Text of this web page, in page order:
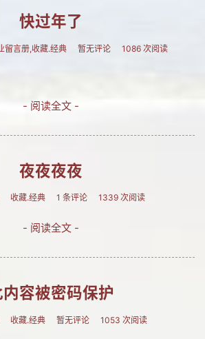
快过年了
留言册,收藏.经典 暂无评论 1086 次阅读
- 阅读全文 -
夜夜夜夜
收藏.经典 1 条评论 1339 次阅读
- 阅读全文 -
内容被密码保护
收藏.经典 暂无评论 1053 次阅读